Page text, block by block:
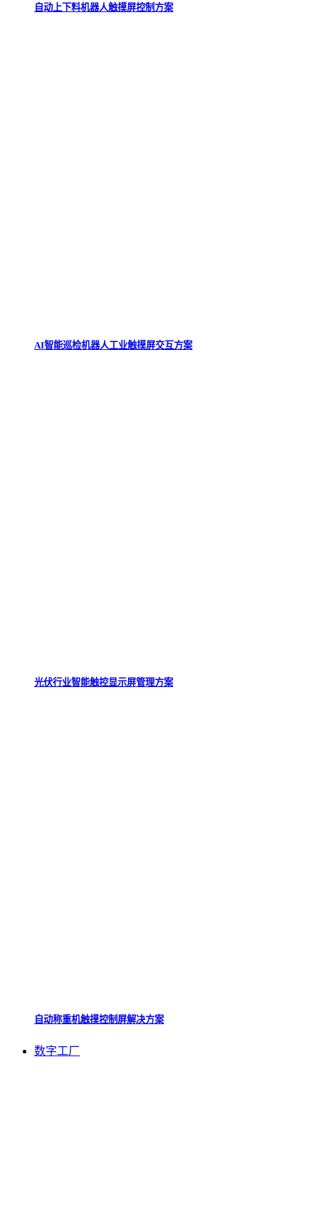
自动上下料机器人触摸屏控制方案
AI智能巡检机器人工业触摸屏交互方案
光伏行业智能触控显示屏管理方案
自动称重机触摸控制屏解决方案
数字工厂